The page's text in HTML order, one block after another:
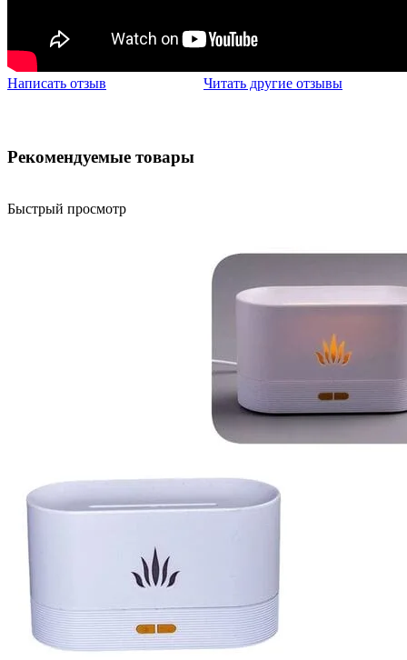
Написать отзыв Читать другие отзывы
Рекомендуемые товары
Быстрый просмотр